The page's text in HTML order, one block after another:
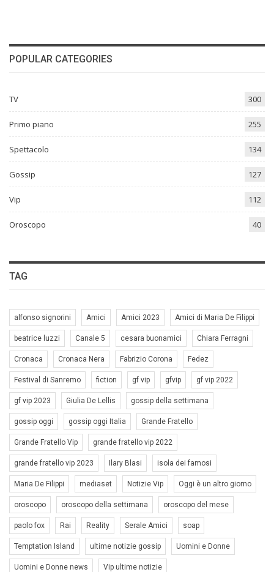
POPULAR CATEGORIES
TV 300
Primo piano 255
Spettacolo 134
Gossip 127
Vip 112
Oroscopo 40
TAG
alfonso signorini Amici Amici 2023 Amici di Maria De Filippi
beatrice luzzi Canale 5 cesara buonamici Chiara Ferragni
Cronaca Cronaca Nera Fabrizio Corona Fedez
Festival di Sanremo fiction gf vip gfvip gf vip 2022
gf vip 2023 Giulia De Lellis gossip della settimana
gossip oggi gossip oggi Italia Grande Fratello
Grande Fratello Vip grande fratello vip 2022
grande fratello vip 2023 Ilary Blasi isola dei famosi
Maria De Filippi mediaset Notizie Vip Oggi è un altro giorno
oroscopo oroscopo della settimana oroscopo del mese
paolo fox Rai Reality Serale Amici soap
Temptation Island ultime notizie gossip Uomini e Donne
Uomini e Donne news Vip ultime notizie